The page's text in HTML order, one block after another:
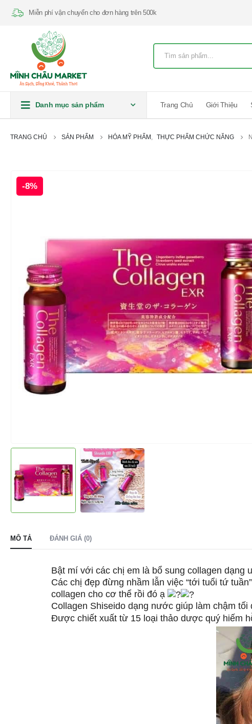
Miễn phí vận chuyển cho đơn hàng trên 500k
Danh mục sản phẩm Trang Chủ Giới Thiệu
TRANG CHỦ SẢN PHẨM HÓA MỸ PHẨM THỰC PHẨM CHỨC NĂNG
-8%
MÔ TẢ ĐÁNH GIÁ (0)
Bật mí với các chị em là bổ sung collagen dạng
Các chị đẹp đừng nhầm lẫn việc “tới tuổi tứ
collagen cho cơ thể rồi đó ạ
Collagen Shiseido dạng nước giúp làm chậm
Được chiết xuất từ 15 loại thảo dược quý hiếm